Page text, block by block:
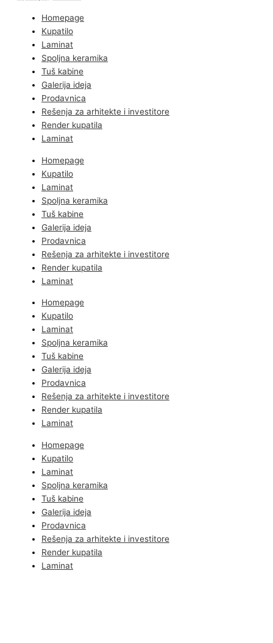
Homepage
Kupatilo
Laminat
Spoljna keramika
Tuš kabine
Galerija ideja
Prodavnica
Rešenja za arhitekte i investitore
Render kupatila
Laminat
Homepage
Kupatilo
Laminat
Spoljna keramika
Tuš kabine
Galerija ideja
Prodavnica
Rešenja za arhitekte i investitore
Render kupatila
Laminat
Homepage
Kupatilo
Laminat
Spoljna keramika
Tuš kabine
Galerija ideja
Prodavnica
Rešenja za arhitekte i investitore
Render kupatila
Laminat
Homepage
Kupatilo
Laminat
Spoljna keramika
Tuš kabine
Galerija ideja
Prodavnica
Rešenja za arhitekte i investitore
Render kupatila
Laminat